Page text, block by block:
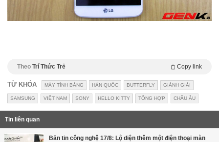
Theo Trí Thức Trẻ Copy link
TỪ KHÓA MÁY TÍNH BẢNG HÀN QUỐC BUTTERFLY GIÀNH GIẢI
SAMSUNG VIỆT NAM SONY HELLO KITTY TỔNG HỢP CHÂU ÂU
Tin liên quan
Bản tin công nghệ 17/8: Lộ diện thêm một điện thoại màn